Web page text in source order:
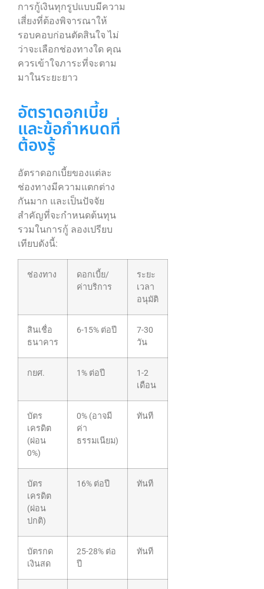
การกู้เงินทุกรูปแบบมีความ
เสี่ยงที่ต้องพิจารณาให้
รอบคอบก่อนตัดสินใจ ไม่
ว่าจะเลือกช่องทางใด คุณ
ควรเข้าใจภาระที่จะตาม
มาในระยะยาว
อัตราดอกเบี้ย
และข้อกำหนดที่
ต้องรู้
อัตราดอกเบี้ยของแต่ละ
ช่องทางมีความแตกต่าง
กันมาก และเป็นปัจจัย
สำคัญที่จะกำหนดต้นทุน
รวมในการกู้ ลองเปรียบ
เทียบดังนี้:
ช่องทาง
ดอกเบี้ย/
ค่าบริการ
ระยะ
เวลา
อนุมัติ
สินเชื่อ
ธนาคาร
6-15% ต่อปี
7-30
วัน
กยศ. 1% ต่อปี
1-2
เดือน
บัตร
เครดิต
(ผ่อน
0%)
0% (อาจมี
ค่า
ธรรมเนียม)
ทันที
บัตร
เครดิต
(ผ่อน
ปกติ)
16% ต่อปี ทันที
บัตรกด
เงินสด
25-28% ต่อ
ปี
ทันที